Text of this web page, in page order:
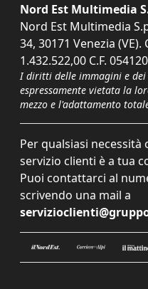
Nord Est Multimedia
Nord Est Multimedia
34, 30171 Venezia (VE).
1.432.522,00 C.F.
I diritti delle immagini e dei
espressamente vietata la
mezzo e l'adattamento
Per qualsiasi
servizio clienti è a tua
Puoi contattarci al
scrivendo una mail a